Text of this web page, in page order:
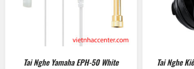
Tai Nghe Yamaha EPH-50 White Tai Nghe